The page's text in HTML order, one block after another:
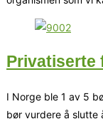
Privatiserte
I Norge ble 1 av 5
bør vurdere å slutte